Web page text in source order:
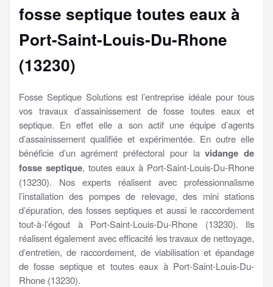
fosse septique toutes eaux à
Port-Saint-Louis-Du-Rhone
(13230)
Fosse Septique Solutions est l’entreprise idéale pour tous
vos travaux d’assainissement de fosse toutes eaux et
septique. En effet elle a son actif une équipe d’agents
d’assainissement qualifiée et expérimentée. En outre elle
bénéficie d’un agrément préfectoral pour lavidange de
fosse septique, toutes eaux à Port-Saint-Louis-Du-Rhone
(13230). Nos experts réalisent avec professionnalisme
l’installation des pompes de relevage, des mini stations
d’épuration, des fosses septiques et aussi le raccordement
tout-à-l’égout à Port-Saint-Louis-Du-Rhone (13230). Ils
réalisent également avec efficacité les travaux de nettoyage,
d’entretien, de raccordement, de viabilisation et épandage
de fosse septique et toutes eaux à Port-Saint-Louis-Du-
Rhone (13230).